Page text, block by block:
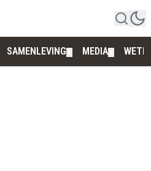
SAMENLEVING MEDIA